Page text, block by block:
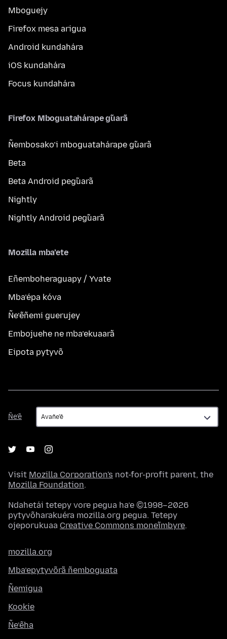
Mboguejy
Firefox mesa arigua
Android kundahára
iOS kundahára
Focus kundahára
Firefox Mboguatahárape g̃uarã
Ñembosako’i mboguatahárape g̃uarã
Beta
Beta Android peg̃uarã
Nightly
Nightly Android peg̃uarã
Mozilla mba’ete
Eñemboheraguapy / Yvate
Mba’épa kóva
Ñe’ẽñemi guerujey
Embojuehe ne mba’ekuaarã
Eipota pytyvõ
Ñe’ẽ
Ñe’ẽ
Visit Mozilla Corporation's not-for-profit parent, the
Mozilla Foundation.
Ndahetái tetepy vore pegua ha’e ©1998–2026
pytyvõharakuéra mozilla.org pegua. Tetepy
ojeporukuaa Creative Commons moneĩmbyre.
mozilla.org
Mba’epytyvõrã ñemboguata
Ñemigua
Kookie
Ñe’ẽha